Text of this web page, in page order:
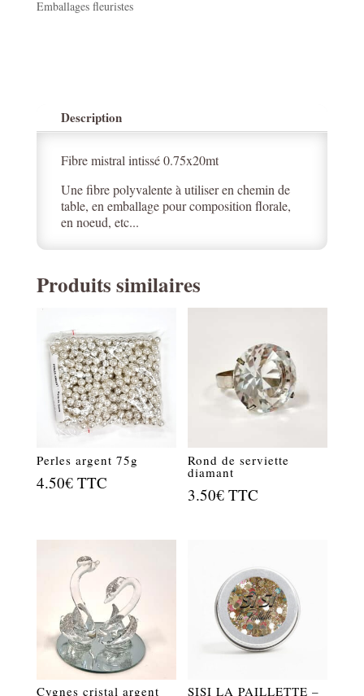
0.75x20mt
Emballages fleuristes
Description
Fibre mistral intissé 0.75x20mt
Une fibre polyvalente à utiliser en chemin de
table, en emballage pour composition florale,
en noeud, etc...
Produits similaires
Perles argent 75g
4.50€ TTC
Rond de serviette
diamant
3.50€ TTC
Cygnes cristal argent SISI LA PAILLETTE –